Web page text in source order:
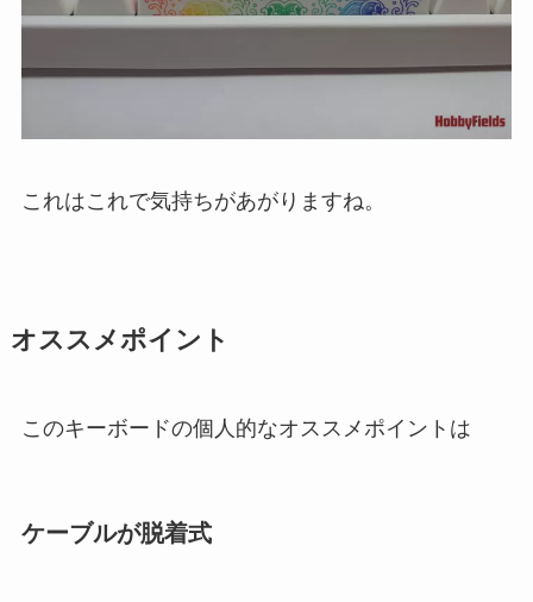
これはこれで気持ちがあがりますね。
オススメポイント
このキーボードの個人的なオススメポイントは
ケーブルが脱着式